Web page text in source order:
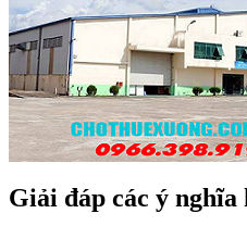
Giải đáp các ý nghĩa